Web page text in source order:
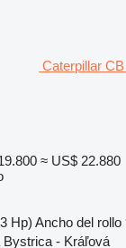
Caterpillar
≈ US$ 22.880
Hp) Ancho del rollo
Bystrica - Kráľová